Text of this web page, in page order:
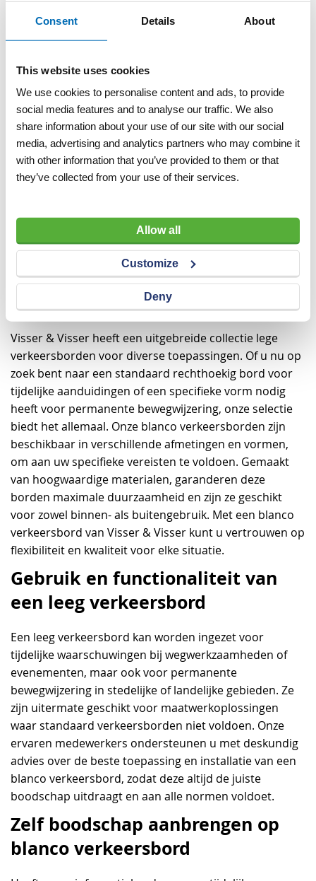
Consent Details About
This website uses cookies
We use cookies to personalise content and ads, to provide
social media features and to analyse our traffic. We also
share information about your use of our site with our social
media, advertising and analytics partners who may combine it
with other information that you’ve provided to them or that
they’ve collected from your use of their services.
Allow all
Customize
Deny
Toon
Uitgebreid assortiment aan
blanco verkeersborden
Ons assortiment lege verkeersborden is met zorg
samengesteld om aan alle mogelijke behoeften van
onze klanten te voldoen. Zo’n verkeersbord leeg biedt
een blank canvas voor elke boodschap die u wilt
aankondigingen. De lege verkeersborden zijn bestand
tegen vrijwel alle weersomstandigheden en intensief
gebruik, wat ze een uitstekende keuze maakt voor elke
omgeving.
Verschillende mogelijkheden
Visser & Visser heeft een uitgebreide collectie lege
verkeersborden voor diverse toepassingen. Of u nu op
zoek bent naar een standaard rechthoekig bord voor
tijdelijke aanduidingen of een specifieke vorm nodig
heeft voor permanente bewegwijzering, onze selectie
biedt het allemaal. Onze blanco verkeersborden zijn
beschikbaar in verschillende afmetingen en vormen,
om aan uw specifieke vereisten te voldoen. Gemaakt
van hoogwaardige materialen, garanderen deze
borden maximale duurzaamheid en zijn ze geschikt
voor zowel binnen- als buitengebruik. Met een blanco
verkeersbord van Visser & Visser kunt u vertrouwen op
flexibiliteit en kwaliteit voor elke situatie.
Gebruik en functionaliteit van
een leeg verkeersbord
Een leeg verkeersbord kan worden ingezet voor
tijdelijke waarschuwingen bij wegwerkzaamheden of
evenementen, maar ook voor permanente
bewegwijzering in stedelijke of landelijke gebieden. Ze
zijn uitermate geschikt voor maatwerkoplossingen
waar standaard verkeersborden niet voldoen. Onze
ervaren medewerkers ondersteunen u met deskundig
advies over de beste toepassing en installatie van een
blanco verkeersbord, zodat deze altijd de juiste
boodschap uitdraagt en aan alle normen voldoet.
Zelf boodschap aanbrengen op
blanco verkeersbord